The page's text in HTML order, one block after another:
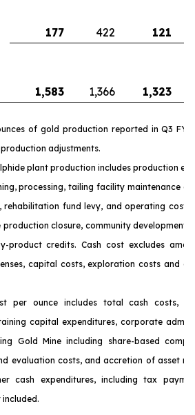
177 422
121
1,583 1,366 1,323
of gold production reported in Q3 FY
adjustments.
plant production includes production
processing, tailing facility maintenance
rehabilitation fund levy, and operating costs
closure, community development
product credits. Cash cost excludes
capital costs, exploration costs and
per ounce includes total cash costs,
capital expenditures, corporate
Gold Mine including share-based
evaluation costs, and accretion of asset
cash expenditures, including tax
included.